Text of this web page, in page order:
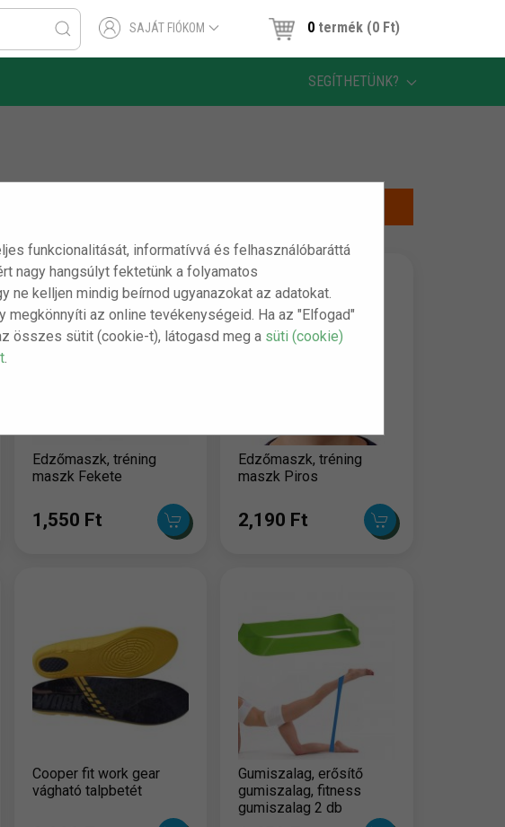
funkcionalitását, informatívvá és felhasználóbaráttá
nagy hangsúlyt fektetünk a folyamatos
kelljen mindig beírnod ugyanazokat az adatokat.
az online tevékenységeid. Ha az "Elfogad"
összes sütit (cookie-t), látogasd meg a süti (cookie)
SAJÁT FIÓKOM 0termék (0 Ft)
SEGÍTHETÜNK?
Edzőmaszk, tréning
maszk Fekete
1,550 Ft
Edzőmaszk, tréning
maszk Piros
2,190 Ft
Cooper fit work gear
vágható talpbetét
Gumiszalag, erősítő
gumiszalag, fitness
gumiszalag 2 db